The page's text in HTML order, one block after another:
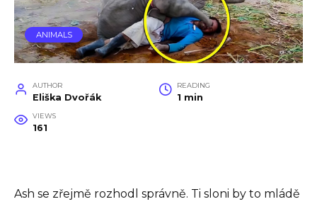
ANIMALS
AUTHOR
Eliška Dvořák
READING
1 min
VIEWS
161
Ash se zřejmě rozhodl správně. Ti sloni by to mládě